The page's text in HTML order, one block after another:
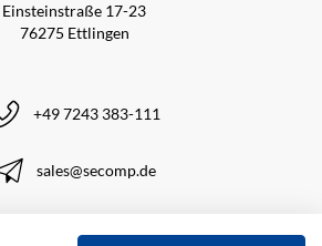
Einsteinstraße 17-23
76275 Ettlingen
+49 7243 383-111
sales@secomp.de